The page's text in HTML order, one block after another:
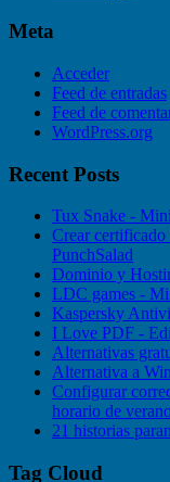
Meta
Acceder
Feed de entradas
Feed de
WordPress.org
Recent Posts
Tux Snake -
Crear
PunchSalad
Dominio y
LDC games -
Kaspersky
I Love PDF -
Alternativas
Alternativa a
Configurar
horario de
21 historias
Tag Cloud